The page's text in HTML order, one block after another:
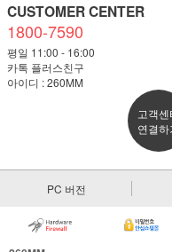
CUSTOMER CENTER
1800-7590
평일 11:00 - 16:00
카톡 플러스친구
아이디 : 260MM
고객센
연결하
PC 버전